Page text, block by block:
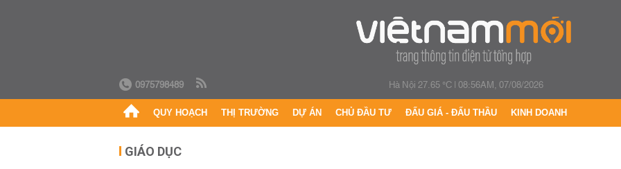
0975798489 Hà Nội 27.65 °C|08:56AM, 07/08/2026
QUY HOẠCH THỊ TRƯỜNG DỰ ÁN CHỦ ĐẦU TƯ ĐẤU GIÁ - ĐẤU THẦU KINH DOANH
GIÁO DỤC